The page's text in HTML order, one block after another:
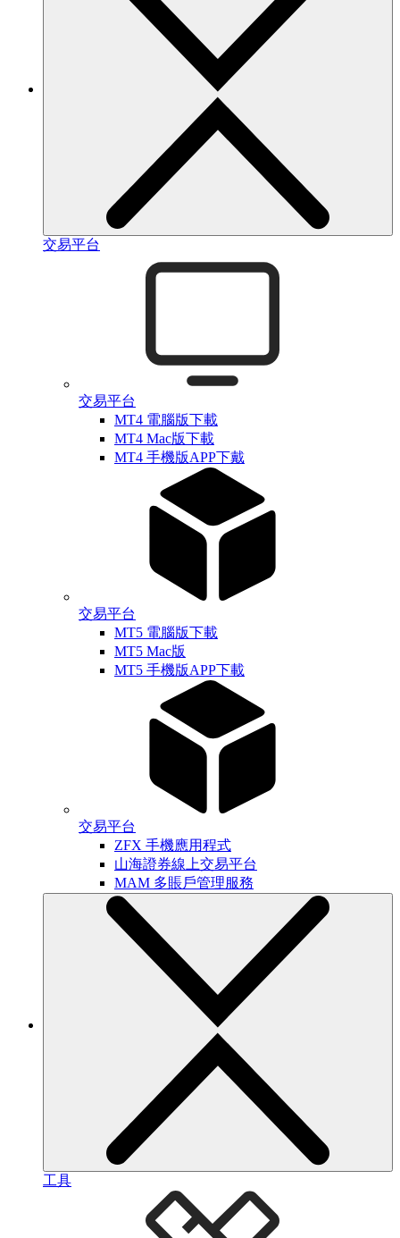
交易平台
交易平台
MT4 電腦版下載
MT4 Mac版下載
MT4 手機版APP下戴
交易平台
MT5 電腦版下載
MT5 Mac版
MT5 手機版APP下載
交易平台
ZFX 手機應用程式
山海證券線上交易平台
MAM 多賬戶管理服務
工具